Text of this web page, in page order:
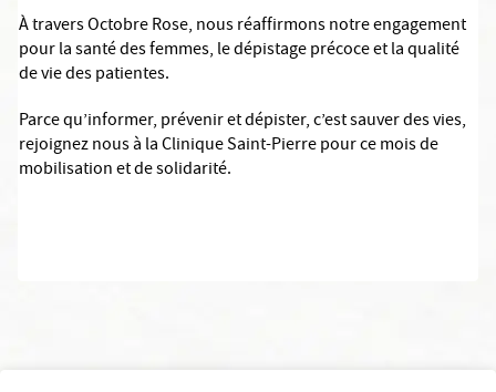
À travers Octobre Rose, nous réaffirmons notre engagement
pour la santé des femmes, le dépistage précoce et la qualité
de vie des patientes.
Parce qu’informer, prévenir et dépister, c’est sauver des vies,
rejoignez nous à la Clinique Saint-Pierre pour ce mois de
mobilisation et de solidarité.